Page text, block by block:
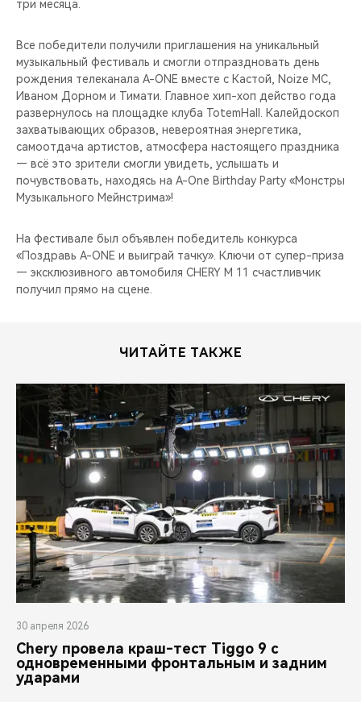
три месяца.
Все победители получили приглашения на уникальный
музыкальный фестиваль и смогли отпраздновать день
рождения телеканала A-ONE вместе с Кастой, Noize MC,
Иваном Дорном и Тимати. Главное хип-хоп действо года
развернулось на площадке клуба TotemHall. Калейдоскоп
захватывающих образов, невероятная энергетика,
самоотдача артистов, атмосфера настоящего праздника
— всё это зрители смогли увидеть, услышать и
почувствовать, находясь на A-One Birthday Party «Монстры
Музыкального Мейнстрима»!
На фестивале был объявлен победитель конкурса
«Поздравь A-ONE и выиграй тачку». Ключи от супер-приза
— эксклюзивного автомобиля CHERY M 11 счастливчик
получил прямо на сцене.
ЧИТАЙТЕ ТАКЖЕ
30 апреля 2026
Chery провела краш-тест Tiggo 9 с
одновременными фронтальным и задним
ударами